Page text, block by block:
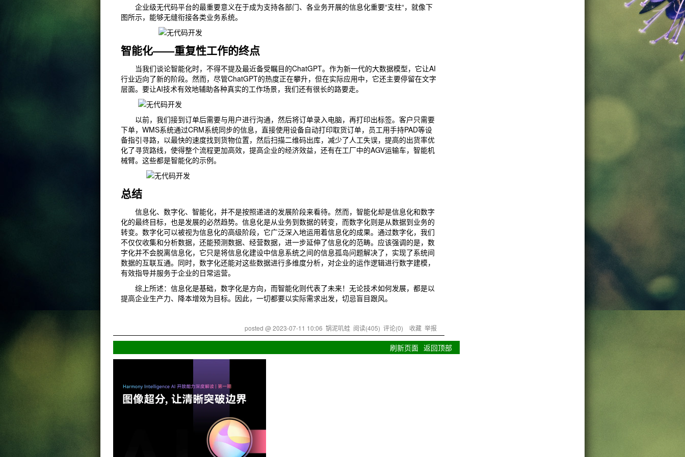
企业级无代码平台的最重要意义在于成为支持各部门、各业务开展的信息化重要“支柱“，就像下
图所示，能够无缝衔接各类业务系统。
智能化——重复性工作的终点
当我们谈论智能化时，不得不提及最近备受瞩目的ChatGPT。作为新一代的大数据模型，它让AI
行业迈向了新的阶段。然而，尽管ChatGPT的热度正在攀升，但在实际应用中，它还主要停留在文字
层面。要让AI技术有效地辅助各种真实的工作场景，我们还有很长的路要走。
以前，我们接到订单后需要与用户进行沟通，然后将订单录入电脑，再打印出标签。客户只需要
下单，WMS系统通过CRM系统同步的信息，直接使用设备自动打印取货订单，员工用手持PAD等设
备指引寻路，以最快的速度找到货物位置，然后扫描二维码出库，减少了人工失误，提高的出货率优
化了寻货路线，使得整个流程更加高效，提高企业的经济效益，还有在工厂中的AGV运输车，智能机
械臂。这些都是智能化的示例。
总结
信息化、数字化、智能化，并不是按照递进的发展阶段来看待。然而，智能化却是信息化和数字
化的最终目标，也是发展的必然趋势。信息化是从业务到数据的转变，而数字化则是从数据到业务的
转变。数字化可以被视为信息化的高级阶段，它广泛深入地运用着信息化的成果。通过数字化，我们
不仅仅收集和分析数据，还能预测数据、经营数据，进一步延伸了信息化的范畴。应该强调的是，数
字化并不会脱离信息化，它只是将信息化建设中信息系统之间的信息孤岛问题解决了，实现了系统间
数据的互联互通。同时，数字化还能对这些数据进行多维度分析，对企业的运作逻辑进行数字建模，
有效指导并服务于企业的日常运营。
综上所述：信息化是基础，数字化是方向，而智能化则代表了未来！无论技术如何发展，都是以
提高企业生产力、降本增效为目标。因此，一切都要以实际需求出发，切忌盲目跟风。
posted @2023-07-11 10:06 锅泥叽蛙 阅读(405) 评论(0) 收藏 举报
刷新页面 返回顶部